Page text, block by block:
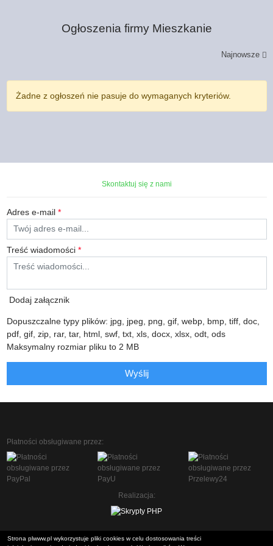
Ogłoszenia firmy Mieszkanie
Najnowsze
Żadne z ogłoszeń nie pasuje do wymaganych kryteriów.
Skontaktuj się z nami
Adres e-mail *
Treść wiadomości *
Dodaj załącznik
Dopuszczalne typy plików: jpg, jpeg, png, gif, webp, bmp, tiff, doc,
pdf, gif, zip, rar, tar, html, swf, txt, xls, docx, xlsx, odt, ods
Maksymalny rozmiar pliku to 2 MB
Wyślij
Płatności obsługiwane przez:
Realizacja:
Strona plwww.pl wykorzystuje pliki cookies w celu dostosowania treści